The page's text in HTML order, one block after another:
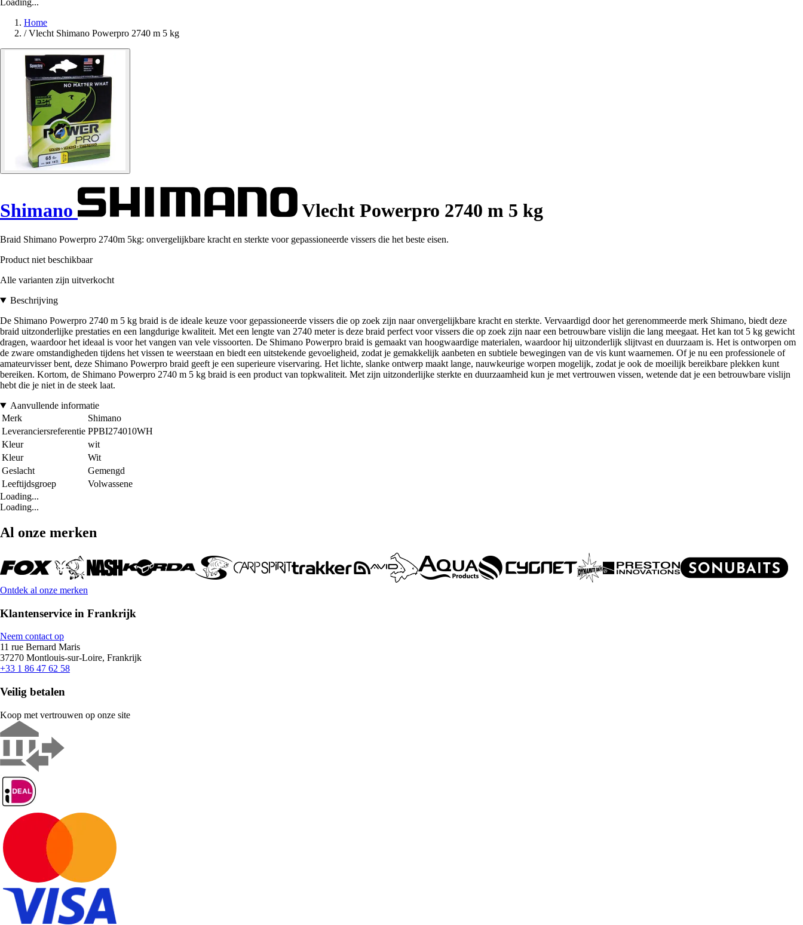
Home
/ Vlecht Shimano Powerpro 2740 m 5 kg
Shimano Vlecht Powerpro 2740 m 5 kg
Braid Shimano Powerpro 2740m 5kg: onvergelijkbare kracht en sterkte voor gepassioneerde vissers die het beste eisen.
Product niet beschikbaar
Alle varianten zijn uitverkocht
Beschrijving
De Shimano Powerpro 2740 m 5 kg braid is de ideale keuze voor gepassioneerde vissers die op zoek zijn naar onvergelijkbare kracht en sterkte. Vervaardigd door het gerenommeerde merk Shimano, biedt deze
braid uitzonderlijke prestaties en een langdurige kwaliteit. Met een lengte van 2740 meter is deze braid perfect voor vissers die op zoek zijn naar een betrouwbare vislijn die lang meegaat. Het kan tot 5 kg gewicht
dragen, waardoor het ideaal is voor het vangen van vele vissoorten. De Shimano Powerpro braid is gemaakt van hoogwaardige materialen, waardoor hij uitzonderlijk slijtvast en duurzaam is. Het is ontworpen om
de zware omstandigheden tijdens het vissen te weerstaan en biedt een uitstekende gevoeligheid, zodat je gemakkelijk aanbeten en subtiele bewegingen van de vis kunt waarnemen. Of je nu een professionele of
amateurvisser bent, deze Shimano Powerpro braid geeft je een superieure viservaring. Het lichte, slanke ontwerp maakt lange, nauwkeurige worpen mogelijk, zodat je ook de moeilijk bereikbare plekken kunt
bereiken. Kortom, de Shimano Powerpro 2740 m 5 kg braid is een product van topkwaliteit. Met zijn uitzonderlijke sterkte en duurzaamheid kun je met vertrouwen vissen, wetende dat je een betrouwbare vislijn
hebt die je niet in de steek laat.
Aanvullende informatie
Merk
Shimano
Leveranciersreferentie PPBI274010WH
Kleur
wit
Kleur
Wit
Geslacht
Gemengd
Leeftijdsgroep
Volwassene
Loading...
Loading...
Al onze merken
Ontdek al onze merken
Klantenservice in Frankrijk
Neem contact op
11 rue Bernard Maris
37270 Montlouis-sur-Loire, Frankrijk
+33 1 86 47 62 58
Veilig betalen
Koop met vertrouwen op onze site